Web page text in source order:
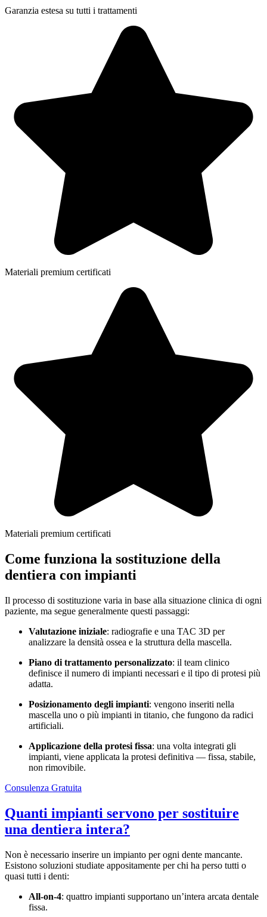
Garanzia estesa su tutti i trattamenti
Materiali premium certificati
Materiali premium certificati
Come funziona la sostituzione della
dentiera con impianti
Il processo di sostituzione varia in base alla situazione clinica di ogni
paziente, ma segue generalmente questi passaggi:
Valutazione iniziale: radiografie e una TAC 3D per
analizzare la densità ossea e la struttura della mascella.
Piano di trattamento personalizzato: il team clinico
definisce il numero di impianti necessari e il tipo di protesi più
adatta.
Posizionamento degli impianti: vengono inseriti nella
mascella uno o più impianti in titanio, che fungono da radici
artificiali.
Applicazione della protesi fissa: una volta integrati gli
impianti, viene applicata la protesi definitiva — fissa, stabile,
non rimovibile.
Consulenza Gratuita
Quanti impianti servono per sostituire
una dentiera intera?
Non è necessario inserire un impianto per ogni dente mancante.
Esistono soluzioni studiate appositamente per chi ha perso tutti o
quasi tutti i denti:
All-on-4: quattro impianti supportano un’intera arcata dentale
fissa.